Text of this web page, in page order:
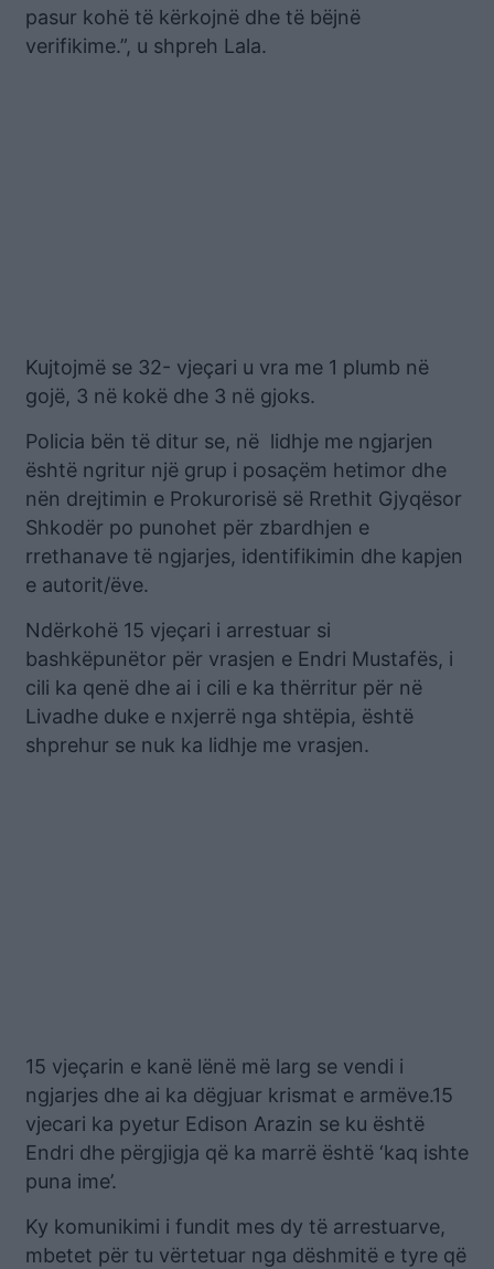
pasur kohë të kërkojnë dhe të bëjnë
verifikime.”, u shpreh Lala.
Kujtojmë se 32- vjeçari u vra me 1 plumb në
gojë, 3 në kokë dhe 3 në gjoks.
Policia bën të ditur se, në lidhje me ngjarjen
është ngritur një grup i posaçëm hetimor dhe
nën drejtimin e Prokurorisë së Rrethit Gjyqësor
Shkodër po punohet për zbardhjen e
rrethanave të ngjarjes, identifikimin dhe kapjen
e autorit/ëve.
Ndërkohë 15 vjeçari i arrestuar si
bashkëpunëtor për vrasjen e Endri Mustafës, i
cili ka qenë dhe ai i cili e ka thërritur për në
Livadhe duke e nxjerrë nga shtëpia, është
shprehur se nuk ka lidhje me vrasjen.
15 vjeçarin e kanë lënë më larg se vendi i
ngjarjes dhe ai ka dëgjuar krismat e armëve.15
vjecari ka pyetur Edison Arazin se ku është
Endri dhe përgjigja që ka marrë është ‘kaq ishte
puna ime’.
Ky komunikimi i fundit mes dy të arrestuarve,
mbetet për tu vërtetuar nga dëshmitë e tyre që